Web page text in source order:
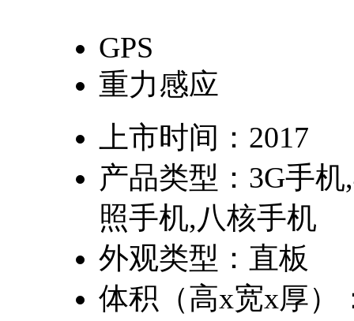
GPS
重力感应
上市时间： 2017
产品类型： 3G手
照手机,八核手机
外观类型： 直板
体积（高x宽x厚）